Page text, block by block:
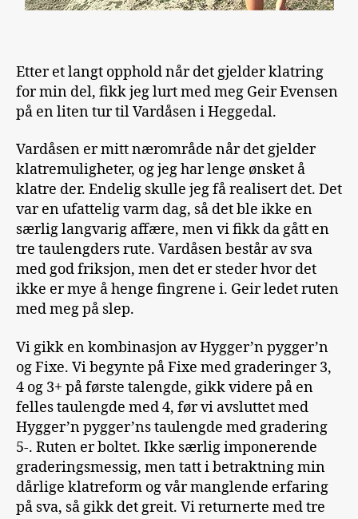
Etter et langt opphold når det gjelder klatring
for min del, fikk jeg lurt med meg Geir Evensen
på en liten tur til Vardåsen i Heggedal.
Vardåsen er mitt nærområde når det gjelder
klatremuligheter, og jeg har lenge ønsket å
klatre der. Endelig skulle jeg få realisert det. Det
var en ufattelig varm dag, så det ble ikke en
særlig langvarig affære, men vi fikk da gått en
tre taulengders rute. Vardåsen består av sva
med god friksjon, men det er steder hvor det
ikke er mye å henge fingrene i. Geir ledet ruten
med meg på slep.
Vi gikk en kombinasjon av Hygger’n pygger’n
og Fixe. Vi begynte på Fixe med graderinger 3,
4 og 3+ på første talengde, gikk videre på en
felles taulengde med 4, før vi avsluttet med
Hygger’n pygger’ns taulengde med gradering
5-. Ruten er boltet. Ikke særlig imponerende
graderingsmessig, men tatt i betraktning min
dårlige klatreform og vår manglende erfaring
på sva, så gikk det greit. Vi returnerte med tre